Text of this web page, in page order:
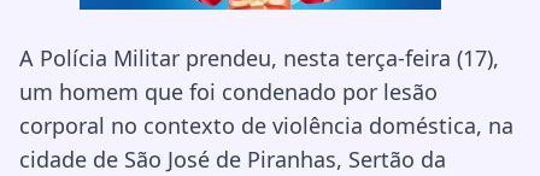
A Polícia Militar prendeu, nesta terça-feira (17),
um homem que foi condenado por lesão
corporal no contexto de violência doméstica, na
cidade de São José de Piranhas, Sertão da